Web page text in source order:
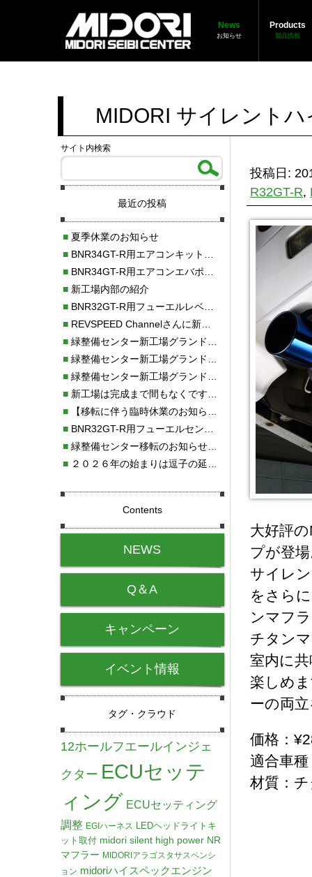
News
お知らせ
Products
製品情報
MIDORI サイレント
投稿日:
R32GT-R,
大好評
プが登
サイレ
をさら
ンマフ
チタン
室内に
楽しめ
ーの両
価格：
適合車
材質：
サイト内検索
最近の投稿
■夏季休業のお知らせ
■BNR34GT-R用エアコンキット新発売！！
■BNR34GT-R用エアコンエバポレーターを新発売！！
■新工場内部の紹介
■BNR32GT-R用フューエルレベルセンサー新発売！！
■REVSPEED Channelさんに新社屋を紹介していただきました!!
■緑整備センター新工場グランドオープン・続報
■緑整備センター新工場グランドオープン
■緑整備センター新工場グランドオープンのお知らせ！！
■新工場は完成まで間もなくです！！
■【移転に伴う臨時休業のお知らせ】
■BNR32GT-R用フューエルセンサー新発売!!
■緑整備センター移転のお知らせ！！
■２０２６年の始まりは逗子の延命寺に行きました。
Contents
NEWS
Q＆A
キャンペーン
イベント情報
タグ・クラウド
12ホールフエールインジェ
クター ECUセッテ
ィング ECUセッティング
調整 EGIハーネス LEDヘッドライトキ
ット取付 midori silent high power NR
マフラー MIDORIアラゴスタサスペンシ
ョン midoriハイスペックエンジン